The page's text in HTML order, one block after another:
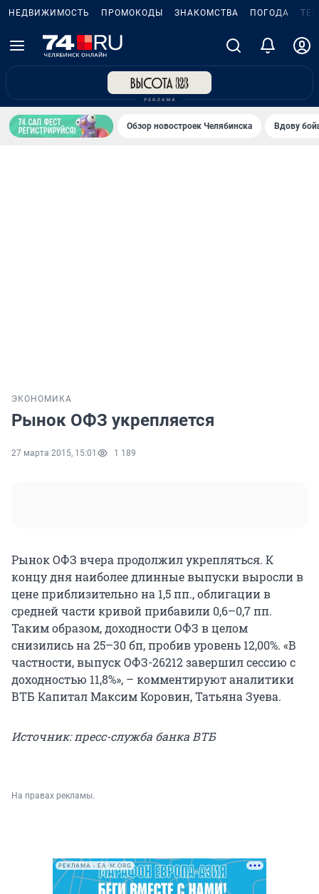
НЕДВИЖИМОСТЬ ПРОМОКОДЫ ЗНАКОМСТВА ПОГОДА
Обзор новостроек Челябинска Вдову
ЭКОНОМИКА
Рынок ОФЗ укрепляется
27 марта 2015, 15:01 1 189
Рынок ОФЗ вчера продолжил укрепляться. К
концу дня наиболее длинные выпуски выросли в
цене приблизительно на 1,5 пп., облигации в
средней части кривой прибавили 0,6–0,7 пп.
Таким образом, доходности ОФЗ в целом
снизились на 25–30 бп, пробив уровень 12,00%. «В
частности, выпуск ОФЗ-26212 завершил сессию с
доходностью 11,8%», – комментируют аналитики
ВТБ Капитал Максим Коровин, Татьяна Зуева.
Источник: пресс-служба банка ВТБ
На правах рекламы.
РЕКЛАМА • EA-M.ORG